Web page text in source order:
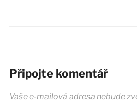
Připojte komentář
Vaše e-mailová adresa nebude